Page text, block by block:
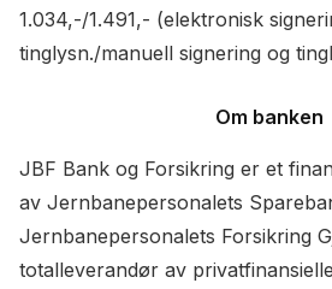
1.034,-/1.491,- (elektronisk
tinglysn./manuell signering og
Om banken
JBF Bank og Forsikring er et
av Jernbanepersonalets
Jernbanepersonalets Forsikring
totalleverandør av